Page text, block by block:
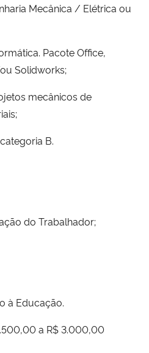
Mecânica / Elétrica ou
Pacote Office,
Solidworks;
mecânicos de
B.
do Trabalhador;
à Educação.
a R$ 3.000,00